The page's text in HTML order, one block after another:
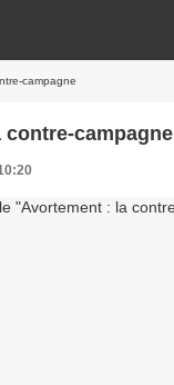
campagne
campagne